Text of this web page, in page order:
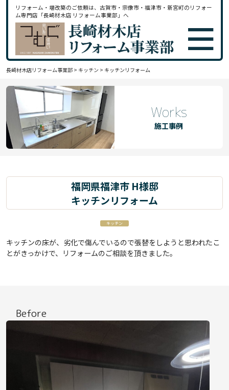
リフォーム・増改築のご依頼は、古賀市・宗像市・福津市・新宮町のリフォー
ム専門店「長崎材木店 リフォーム事業部」へ
長崎材木店リフォーム事業部 > キッチン > キッチンリフォーム
Works
施工事例
福岡県福津市 H様邸
キッチンリフォーム
キッチン
キッチンの床が、劣化で傷んでいるので張替をしようと思われたこ
とがきっかけで、リフォームのご相談を頂きました。
Before